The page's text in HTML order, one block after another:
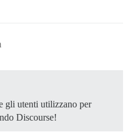
gli utenti utilizzano per
Discourse!